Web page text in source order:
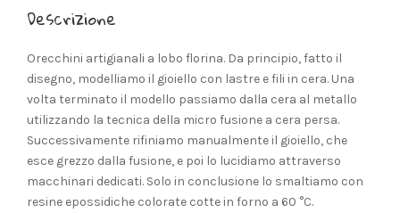
Descrizione
Orecchini artigianali a lobo florina. Da principio, fatto il
disegno, modelliamo il gioiello con lastre e fili in cera. Una
volta terminato il modello passiamo dalla cera al metallo
utilizzando la tecnica della micro fusione a cera persa.
Successivamente rifiniamo manualmente il gioiello, che
esce grezzo dalla fusione, e poi lo lucidiamo attraverso
macchinari dedicati. Solo in conclusione lo smaltiamo con
resine epossidiche colorate cotte in forno a 60 °C.